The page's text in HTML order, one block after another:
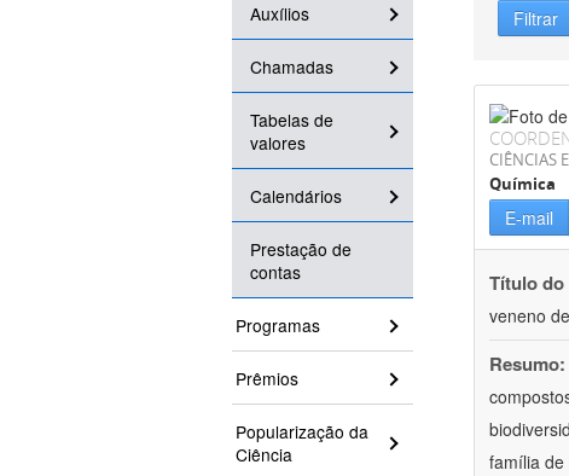
Auxílios
Chamadas
Tabelas de
valores
Calendários
Prestação de
contas
Programas
Prêmios
Popularização da
Ciência
Filtrar
CIÊNCIAS
Química
E-mail
Título
veneno
Resumo:
família de